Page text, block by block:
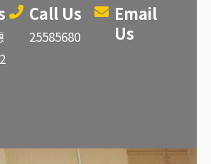
Call Us
25585680
Email
Us